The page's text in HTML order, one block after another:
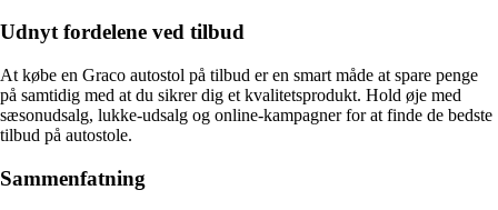
Udnyt fordelene ved tilbud
At købe en Graco autostol på tilbud er en smart måde at spare penge
på samtidig med at du sikrer dig et kvalitetsprodukt. Hold øje med
sæsonudsalg, lukke-udsalg og online-kampagner for at finde de bedste
tilbud på autostole.
Sammenfatning